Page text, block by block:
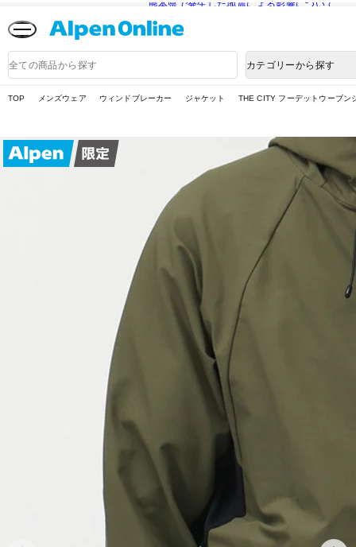
熊本県で発生した地震による影響について
品
検
カテゴリーから探す
TOP メンズウェア ウィンドブレーカー ジャケット THE CITY フーデットウーブン